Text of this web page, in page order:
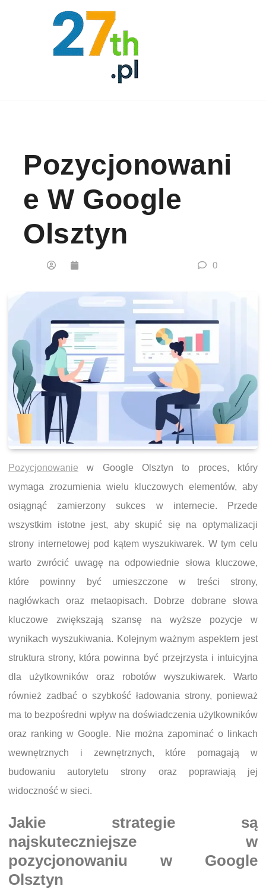
Pozycjonowani
E W Google
Olsztyn
0
Pozycjonowanie w Google Olsztyn to proces, który
wymaga zrozumienia wielu kluczowych elementów, aby
osiągnąć zamierzony sukces w internecie. Przede
wszystkim istotne jest, aby skupić się na optymalizacji
strony internetowej pod kątem wyszukiwarek. W tym celu
warto zwrócić uwagę na odpowiednie słowa kluczowe,
które powinny być umieszczone w treści strony,
nagłówkach oraz metaopisach. Dobrze dobrane słowa
kluczowe zwiększają szansę na wyższe pozycje w
wynikach wyszukiwania. Kolejnym ważnym aspektem jest
struktura strony, która powinna być przejrzysta i intuicyjna
dla użytkowników oraz robotów wyszukiwarek. Warto
również zadbać o szybkość ładowania strony, ponieważ
ma to bezpośredni wpływ na doświadczenia użytkowników
oraz ranking w Google. Nie można zapominać o linkach
wewnętrznych i zewnętrznych, które pomagają w
budowaniu autorytetu strony oraz poprawiają jej
widoczność w sieci.
Jakie strategie są
najskuteczniejsze w
pozycjonowaniu w Google
Olsztyn